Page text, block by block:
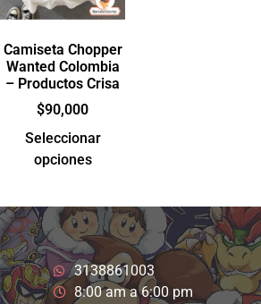
Camiseta Chopper
Wanted Colombia
– Productos Crisa
$90,000
Seleccionar
opciones
3138861003
8:00 am a 6:00 pm